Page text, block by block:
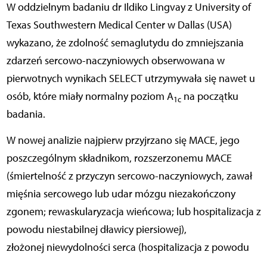
W oddzielnym badaniu dr Ildiko Lingvay z University of
Texas Southwestern Medical Center w Dallas (USA)
wykazano, że zdolność semaglutydu do zmniejszania
zdarzeń sercowo-naczyniowych obserwowana w
pierwotnych wynikach SELECT utrzymywała się nawet u
osób, które miały normalny poziom A1cna początku
badania.
W nowej analizie najpierw przyjrzano się MACE, jego
poszczególnym składnikom, rozszerzonemu MACE
(śmiertelność z przyczyn sercowo-naczyniowych, zawał
mięśnia sercowego lub udar mózgu niezakończony
zgonem; rewaskularyzacja wieńcowa; lub hospitalizacja z
powodu niestabilnej dławicy piersiowej),
złożonej niewydolności serca (hospitalizacja z powodu